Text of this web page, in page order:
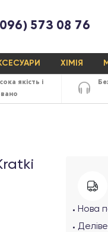
573 08 76
ХІМІЯ
якість і
Нова